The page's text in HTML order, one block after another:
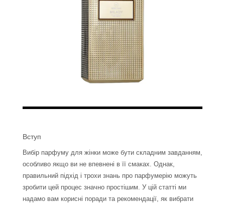
Вступ
Вибір парфуму для жінки може бути складним завданням,
особливо якщо ви не впевнені в її смаках. Однак,
правильний підхід і трохи знань про парфумерію можуть
зробити цей процес значно простішим. У цій статті ми
надамо вам корисні поради та рекомендації, як вибрати